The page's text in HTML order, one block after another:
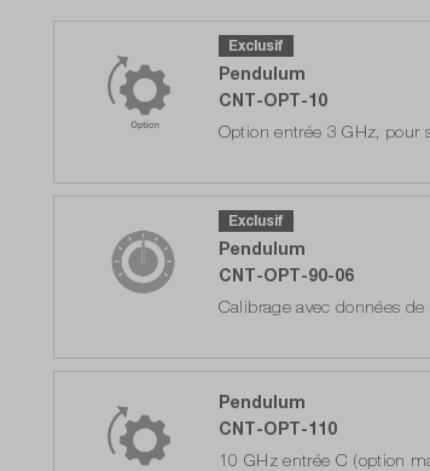
Exclusif
Pendulum
CNT-OPT-10
Option entrée 3 GHz, pour
Prêt à être expédié
Exclusif
Pendulum
CNT-OPT-90-06
Calibrage avec données
Prêt à être expédié
Pendulum
CNT-OPT-110
10 GHz entrée C (option